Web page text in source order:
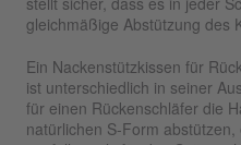
gleichmäßige Abstützung des
Ein Nackenstützkissen für
ist unterschiedlich in seiner
für einen Rückenschläfer die
natürlichen S-Form